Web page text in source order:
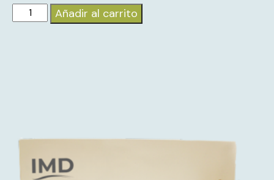
Añadir al carrito